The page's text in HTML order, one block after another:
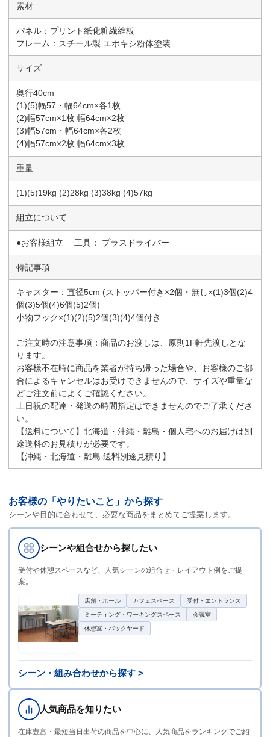
素材
パネル：プリント紙化粧繊維板
フレーム：スチール製 エポキシ粉体塗装
サイズ
奥行40cm
(1)(5)幅57・幅64cm×各1枚
(2)幅57cm×1枚 幅64cm×2枚
(3)幅57cm・幅64cm×各2枚
(4)幅57cm×2枚 幅64cm×3枚
重量
(1)(5)19kg (2)28kg (3)38kg (4)57kg
組立について
●お客様組立 工具： プラスドライバー
特記事項
キャスター：直径5cm (ストッパー付き×2個・無し×(1)3個(2)4
個(3)5個(4)6個(5)2個)
小物フック×(1)(2)(5)2個(3)(4)4個付き
ご注文時の注意事項：商品のお渡しは、原則1F軒先渡しとな
ります。
お客様不在時に商品を業者が持ち帰った場合や、お客様のご都
合によるキャンセルはお受けできませんので、サイズや重量な
どご注文前によくご確認ください。
土日祝の配達・発送の時間指定はできませんのでご了承くださ
い。
【送料について】北海道・沖縄・離島・個人宅へのお届けは別
途送料のお見積りが必要です。
【沖縄・北海道・離島 送料別途見積り】
お客様の「やりたいこと」から探す
シーンや目的に合わせて、必要な商品をまとめてご提案します。
シーンや組合せから探したい
受付や休憩スペースなど、人気シーンの組合せ・レイアウト例をご提
案。
店舗・ホール カフェスペース 受付・エントランス
ミーティング・ワーキングスペース 会議室
休憩室・バックヤード
シーン・組み合わせから探す >
人気商品を知りたい
在庫豊富・最短当日出荷の商品を中心に、人気商品をランキングでご紹